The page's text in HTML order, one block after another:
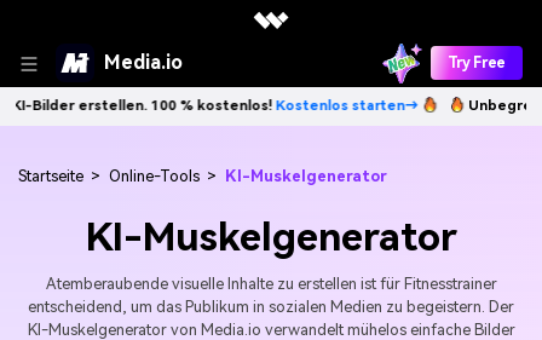
Media.io Try Free
erstellen. 100 % kostenlos!Kostenlos starten→ Unbegrenzt KI-
Startseite > Online-Tools > KI-Muskelgenerator
KI-Muskelgenerator
Atemberaubende visuelle Inhalte zu erstellen ist für Fitnesstrainer
entscheidend, um das Publikum in sozialen Medien zu begeistern. Der
KI-Muskelgenerator von Media.io verwandelt mühelos einfache Bilder